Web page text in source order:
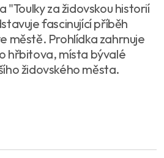
"Toulky za židovskou historií
fascinující příběh
městě. Prohlídka zahrnuje
hřbitova, místa bývalé
židovského města.